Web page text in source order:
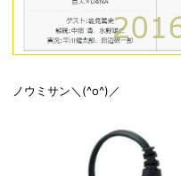
ノウミサン＼(^o^)／